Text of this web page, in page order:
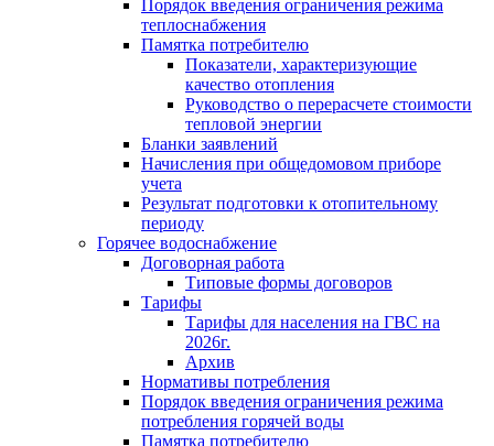
Порядок введения ограничения режима
теплоснабжения
Памятка потребителю
Показатели, характеризующие
качество отопления
Руководство о перерасчете стоимости
тепловой энергии
Бланки заявлений
Начисления при общедомовом приборе
учета
Результат подготовки к отопительному
периоду
Горячее водоснабжение
Договорная работа
Типовые формы договоров
Тарифы
Тарифы для населения на ГВС на
2026г.
Архив
Нормативы потребления
Порядок введения ограничения режима
потребления горячей воды
Памятка потребителю